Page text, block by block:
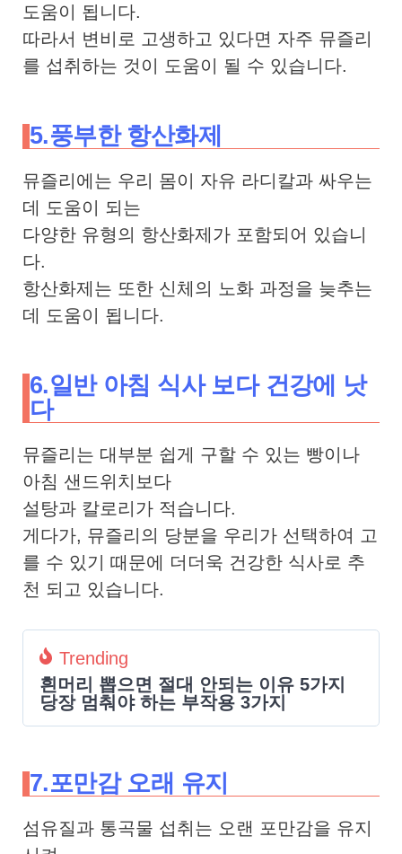
도움이 됩니다.
따라서 변비로 고생하고 있다면 자주 뮤즐리
를 섭취하는 것이 도움이 될 수 있습니다.
5.풍부한 항산화제
뮤즐리에는 우리 몸이 자유 라디칼과 싸우는
데 도움이 되는
다양한 유형의 항산화제가 포함되어 있습니
다.
항산화제는 또한 신체의 노화 과정을 늦추는
데 도움이 됩니다.
6.일반 아침 식사 보다 건강에 낫
다
뮤즐리는 대부분 쉽게 구할 수 있는 빵이나
아침 샌드위치보다
설탕과 칼로리가 적습니다.
게다가, 뮤즐리의 당분을 우리가 선택하여 고
를 수 있기 때문에 더더욱 건강한 식사로 추
천 되고 있습니다.
Trending
흰머리 뽑으면 절대 안되는 이유 5가지
당장 멈춰야 하는 부작용 3가지
7.포만감 오래 유지
섬유질과 통곡물 섭취는 오랜 포만감을 유지